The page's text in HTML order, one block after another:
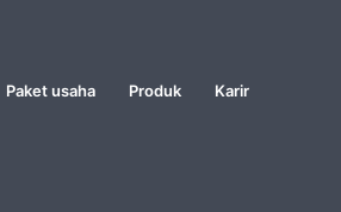
Paket usaha Produk Karir